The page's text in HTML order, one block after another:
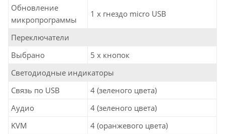
Обновление
микропрограммы
1 x гнездо micro USB
Переключатели
Выбрано
5 x кнопок
Светодиодные индикаторы
Связь по USB
4 (зеленого цвета)
Аудио
4 (зеленого цвета)
KVM
4 (оранжевого цвета)